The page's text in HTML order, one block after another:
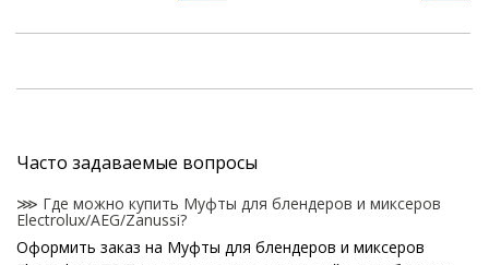
Часто задаваемые вопросы
⋙ Где можно купить Муфты для блендеров и миксеров
Electrolux/AEG/Zanussi?
Оформить заказ на Муфты для блендеров и миксеров